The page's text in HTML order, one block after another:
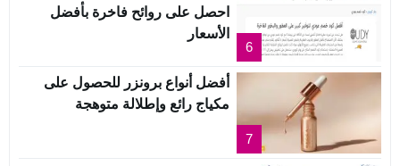
6
احصل على روائح فاخرة بأفضل
الأسعار
7
أفضل أنواع برونزر للحصول على
مكياج رائع وإطلالة متوهجة